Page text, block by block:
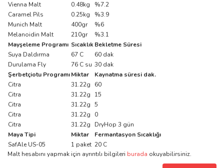
Vienna Malt
0.48kg
%7.2
Caramel Pils
0.25kg
%3.9
Munich Malt
400gr
%6
Melanoidin Malt
210gr
%3.1
Mayşeleme Programı SıcaklıkBekletme Süresi
Suya Daldırma
67 C
60 dak
Durulama Fly
76 C su 30 dak
Şerbetçiotu ProgramıMiktar
Kaynatma süresi dak.
Citra
31.22g
60
Citra
31.22g
15
Citra
31.22g 5
Citra
31.22g
0
Citra
31.22g
DryHop 3 gün
Maya Tipi
Miktar
Fermantasyon Sıcaklığı
SafAle US-05
1 paket 20 C
Malt hesabını yapmak için ayrıntılı bilgileri burada okuyabilirsiniz.